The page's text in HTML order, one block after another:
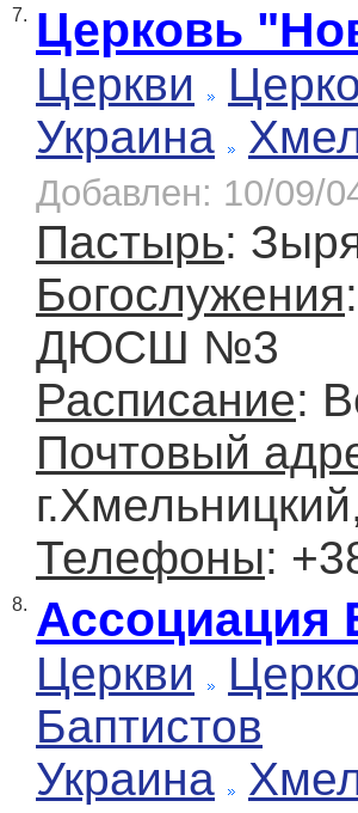
7. Церковь
Церкви
Украина
Добавлен: 10/09/
Пастырь:
Богослужения
ДЮСШ №3
Расписание:
Почтовый
Телефоны:
8. Ассоциация
Церкви
Баптистов
Украина